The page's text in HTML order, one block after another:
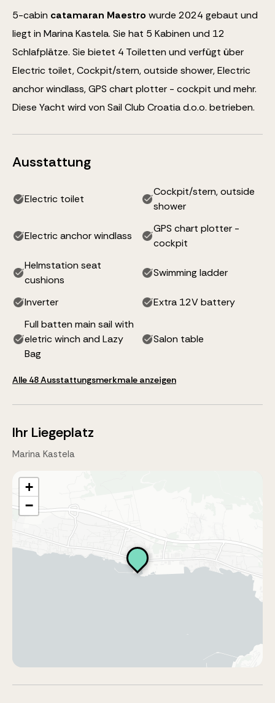
5-cabin catamaran Maestro wurde 2024 gebaut und
liegt in Marina Kastela. Sie hat 5 Kabinen und 12
Schlafplätze. Sie bietet 4 Toiletten und verfügt über
Electric toilet, Cockpit/stern, outside shower, Electric
anchor windlass, GPS chart plotter - cockpit und mehr.
Diese Yacht wird von Sail Club Croatia d.o.o. betrieben.
Ausstattung
Electric toilet
Cockpit/stern, outside
shower
Electric anchor windlass
GPS chart plotter -
cockpit
Helmstation seat
cushions
Swimming ladder
Inverter
Extra 12V battery
Full batten main sail with
eletric winch and Lazy
Bag
Salon table
Alle 48 Ausstattungsmerkmale anzeigen
Ihr Liegeplatz
Marina Kastela
+
−